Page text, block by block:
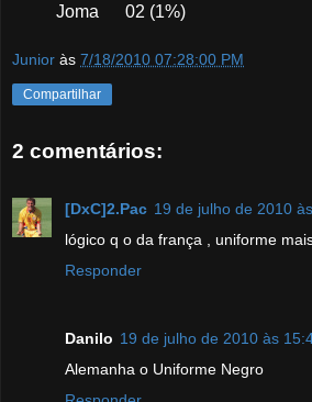
Joma 02 (1%)
Junior às 7/18/2010 07:28:00 PM
Compartilhar
2 comentários:
[DxC]2.Pac 19 de julho de 2010
lógico q o da frança , uniforme
Responder
Danilo 19 de julho de 2010 às
Alemanha o Uniforme Negro